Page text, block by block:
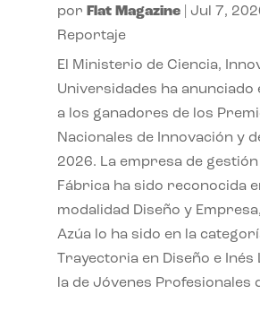
por Flat Magazine| Jul 7,
Reportaje
El Ministerio de Ciencia,
Universidades ha anunciado
a los ganadores de los
Nacionales de Innovación y
2026. La empresa de
Fábrica ha sido reconocida
modalidad Diseño y
Azúa lo ha sido en la
Trayectoria en Diseño e Inés
la de Jóvenes Profesionales